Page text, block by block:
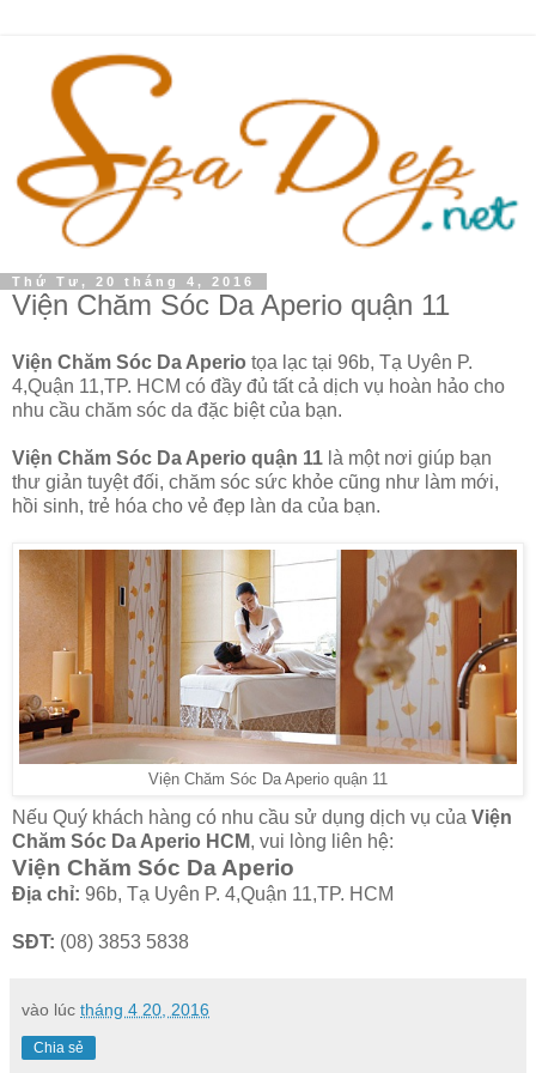
Thứ Tư, 20 tháng 4, 2016
Viện Chăm Sóc Da Aperio quận 11
Viện Chăm Sóc Da Aperio tọa lạc tại 96b, Tạ Uyên P.
4,Quận 11,TP. HCM có đầy đủ tất cả dịch vụ hoàn hảo cho
nhu cầu chăm sóc da đặc biệt của bạn.
Viện Chăm Sóc Da Aperio quận 11 là một nơi giúp bạn
thư giản tuyệt đối, chăm sóc sức khỏe cũng như làm mới,
hồi sinh, trẻ hóa cho vẻ đẹp làn da của bạn.
Viện Chăm Sóc Da Aperio quận 11
Nếu Quý khách hàng có nhu cầu sử dụng dịch vụ của Viện
Chăm Sóc Da Aperio HCM, vui lòng liên hệ:
Viện Chăm Sóc Da Aperio
Địa chỉ: 96b, Tạ Uyên P. 4,Quận 11,TP. HCM
SĐT: (08) 3853 5838
vào lúc tháng 4 20, 2016
Chia sẻ